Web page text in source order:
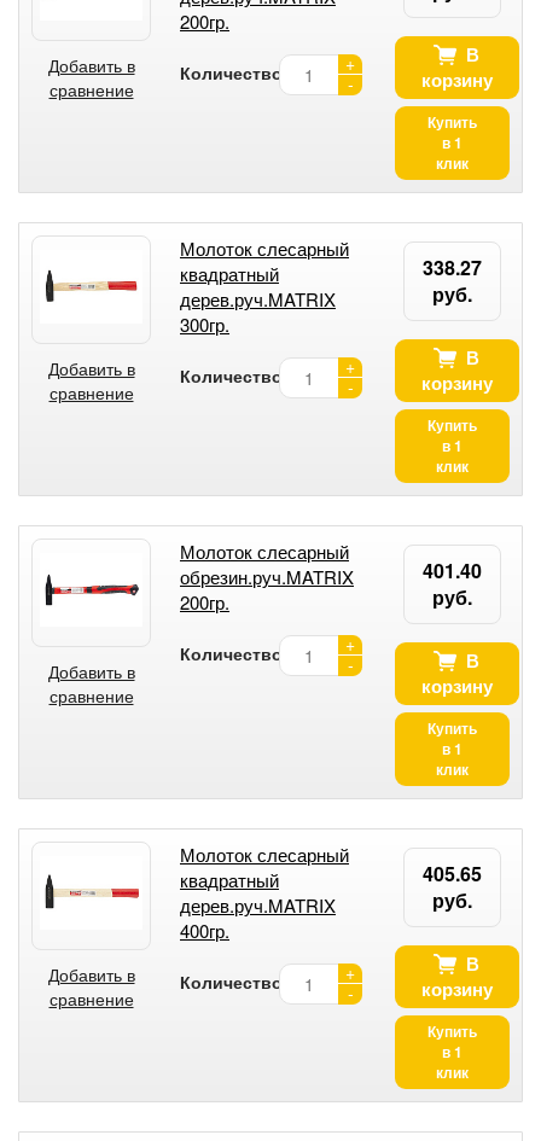
Добавить в
сравнение
200гр.
Количество:
+
-
В
корзину
Купить
в 1
клик
Добавить в
сравнение
Молоток слесарный
квадратный
дерев.руч.MATRIX
300гр.
Количество:
+
-
338.27
руб.
В
корзину
Купить
в 1
клик
Добавить в
сравнение
Молоток слесарный
обрезин.руч.MATRIX
200гр.
Количество:
+
-
401.40
руб.
В
корзину
Купить
в 1
клик
Добавить в
сравнение
Молоток слесарный
квадратный
дерев.руч.MATRIX
400гр.
Количество:
+
-
405.65
руб.
В
корзину
Купить
в 1
клик